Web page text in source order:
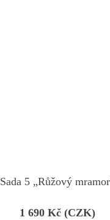
Sada 5 „Růžový
1 690 Kč (CZK)